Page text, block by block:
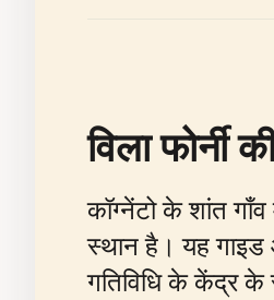
विला
कॉग्नेंटो के शांत
स्थान है। यह
गतिविधि के केंद्र